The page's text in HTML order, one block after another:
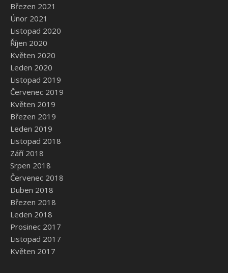
Březen 2021
Únor 2021
Listopad 2020
Říjen 2020
Květen 2020
Leden 2020
Listopad 2019
Červenec 2019
Květen 2019
Březen 2019
Leden 2019
Listopad 2018
Září 2018
Srpen 2018
Červenec 2018
Duben 2018
Březen 2018
Leden 2018
Prosinec 2017
Listopad 2017
Květen 2017